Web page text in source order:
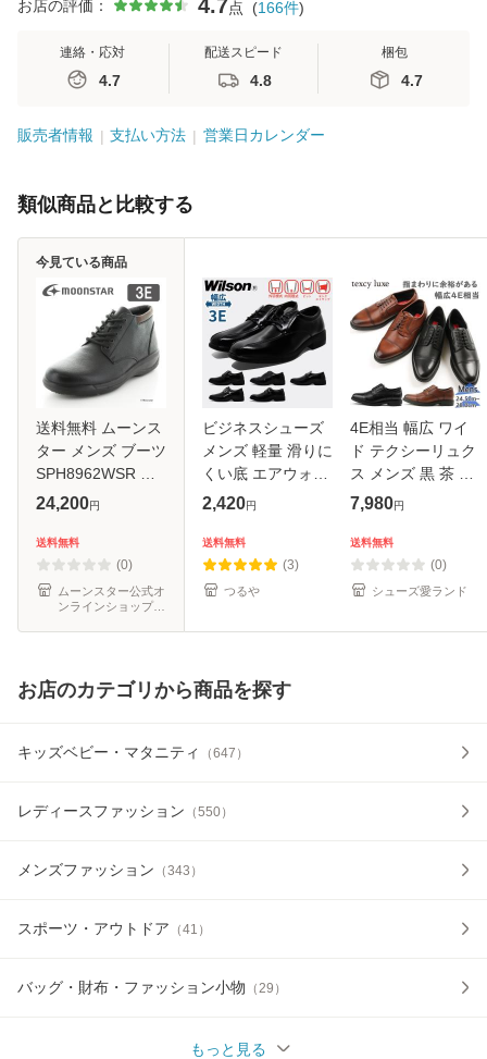
お店の評価： 4.7点 (166件)
連絡・応対
4.7
配送スピード
4.8
梱包
4.7
販売者情報 支払い方法 営業日カレンダー
類似商品と比較する
送料無料 ムーンス
ター メンズ ブーツ
SPH8962WSR ブ
ラック moonstar
ン 透湿防水 黒 父
の日 防水設計 スペ
ラン スニー
24,200円
送料無料
(0)
ムーンスター公式オ
ンラインショップ
今見ている商品
ビジネスシューズ
メンズ 軽量 滑りに
くい底 エアウォー
キング 仕事 就活
AIR WALKING 71
72 73 75 76
2,420円
送料無料
(3)
つるや
4E相当 幅広 ワイ
ド テクシーリュク
ス メンズ 黒 茶 革
靴 軽量 紳士靴 ア
葬祭 結婚式 葬式
通勤 ブラック 黒
ブラウン
7,980円
送料無料
(0)
シューズ愛ランド
お店のカテゴリから商品を探す
キッズベビー・マタニティ （647 ）
レディースファッション （550）
メンズファッション （343 ）
スポーツ・アウトドア （41 ）
バッグ・財布・ファッション小物 （29 ）
もっと見る